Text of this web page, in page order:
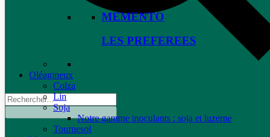
MEMENTO
LES PREFEREES
Oléagineux
Colza
Lin
Soja
Notre gamme inoculants : soja et luzerne
Tournesol